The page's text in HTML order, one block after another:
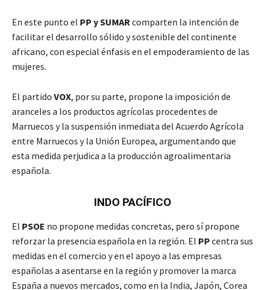
En este punto el PP y SUMAR comparten la intención de
facilitar el desarrollo sólido y sostenible del continente
africano, con especial énfasis en el empoderamiento de las
mujeres.
El partido VOX, por su parte, propone la imposición de
aranceles a los productos agrícolas procedentes de
Marruecos y la suspensión inmediata del Acuerdo Agrícola
entre Marruecos y la Unión Europea, argumentando que
esta medida perjudica a la producción agroalimentaria
española.
INDO PACÍFICO
El PSOE no propone medidas concretas, pero sí propone
reforzar la presencia española en la región. El PP centra sus
medidas en el comercio y en el apoyo a las empresas
españolas a asentarse en la región y promover la marca
España a nuevos mercados, como en la India, Japón, Corea